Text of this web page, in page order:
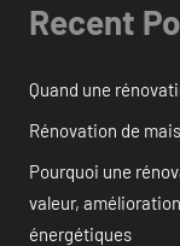
Recent
Quand une
Rénovation de
Pourquoi une
valeur,
énergétiques